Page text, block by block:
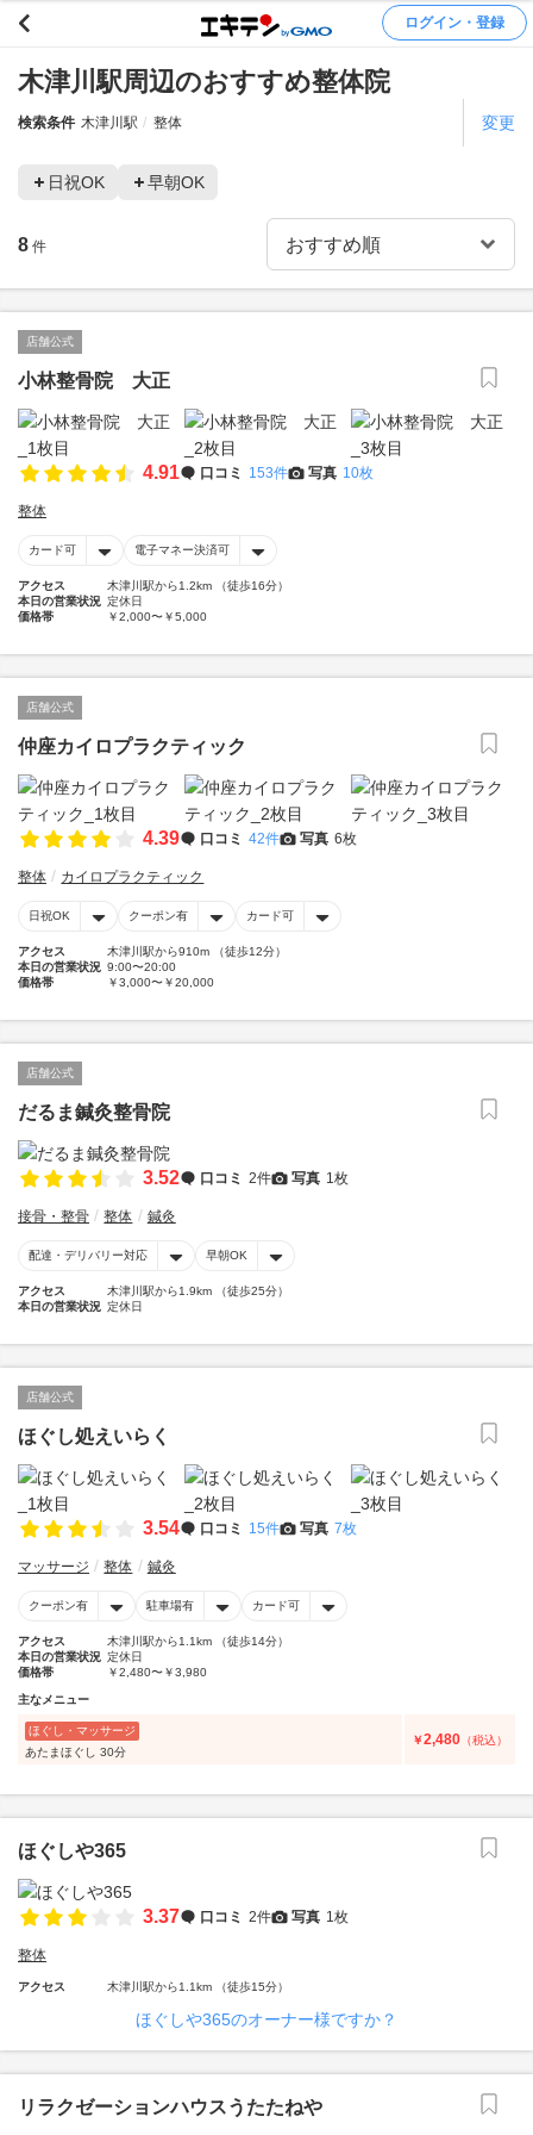
ログイン・登録
木津川駅周辺のおすすめ整体院
検索条件 木津川駅 整体 変更
日祝OK 早朝OK
8 件
店舗公式
小林整骨院 大正
4.91 口コミ 153件 写真 10枚
整体
カード可 電子マネー決済可
アクセス
木津川駅から1.2km （徒歩16分）
本日の営業状況 定休日
価格帯
￥2,000〜￥5,000
店舗公式
仲座カイロプラクティック
4.39 口コミ 42件 写真 6枚
整体 カイロプラクティック
日祝OK クーポン有 カード可
アクセス
木津川駅から910m （徒歩12分）
本日の営業状況 9:00〜20:00
価格帯
￥3,000〜￥20,000
店舗公式
だるま鍼灸整骨院
3.52 口コミ 2件 写真 1枚
接骨・整骨 整体 鍼灸
配達・デリバリー対応 早朝OK
アクセス
木津川駅から1.9km （徒歩25分）
本日の営業状況 定休日
店舗公式
ほぐし処えいらく
3.54 口コミ 15件 写真 7枚
マッサージ 整体 鍼灸
クーポン有 駐車場有 カード可
アクセス
木津川駅から1.1km （徒歩14分）
本日の営業状況 定休日
価格帯
￥2,480〜￥3,980
主なメニュー
ほぐし・マッサージ
あたまほぐし 30分
￥2,480 （税込）
ほぐしや365
3.37 口コミ 2件 写真 1枚
整体
アクセス 木津川駅から1.1km （徒歩15分）
ほぐしや365のオーナー様ですか？
リラクゼーションハウスうたたねや